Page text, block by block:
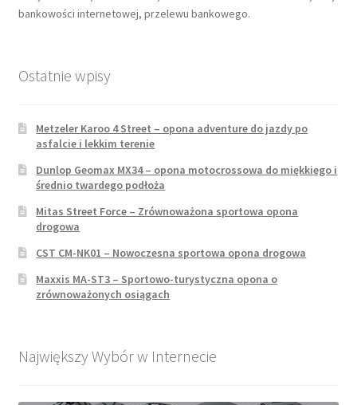
bankowości internetowej, przelewu bankowego.
Ostatnie wpisy
Metzeler Karoo 4 Street – opona adventure do jazdy po
asfalcie i lekkim terenie
Dunlop Geomax MX34 – opona motocrossowa do miękkiego i
średnio twardego podłoża
Mitas Street Force – Zrównoważona sportowa opona
drogowa
CST CM-NK01 – Nowoczesna sportowa opona drogowa
Maxxis MA-ST3 – Sportowo-turystyczna opona o
zrównoważonych osiągach
Największy Wybór w Internecie